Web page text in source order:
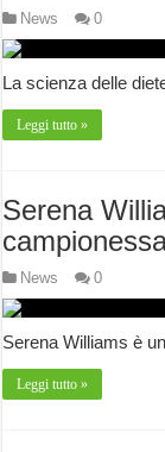
News 0
La scienza delle
Leggi tutto »
Serena
News 0
Serena Williams è
Leggi tutto »